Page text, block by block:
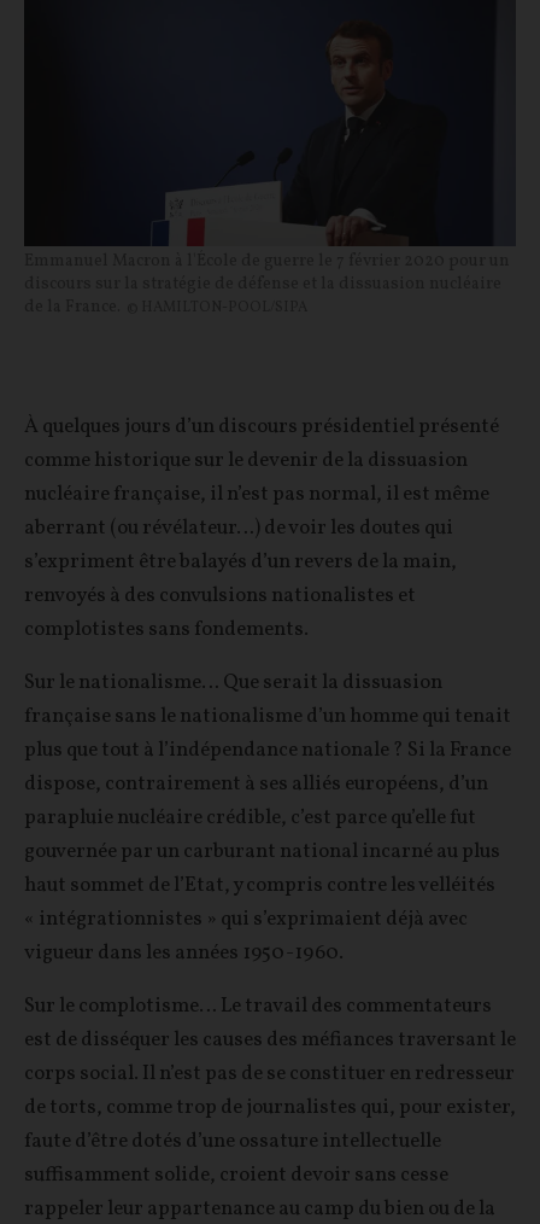
À quelques jours d’un discours présidentiel présenté
comme historique sur le devenir de la dissuasion
nucléaire française, il n’est pas normal, il est même
aberrant (ou révélateur…) de voir les doutes qui
s’expriment être balayés d’un revers de la main,
renvoyés à des convulsions nationalistes et
complotistes sans fondements.
Sur le nationalisme… Que serait la dissuasion
française sans le nationalisme d’un homme qui tenait
plus que tout à l’indépendance nationale ? Si la France
dispose, contrairement à ses alliés européens, d’un
parapluie nucléaire crédible, c’est parce qu’elle fut
gouvernée par un carburant national incarné au plus
haut sommet de l’Etat, y compris contre les velléités
« intégrationnistes » qui s’exprimaient déjà avec
vigueur dans les années 1950-1960.
Sur le complotisme… Le travail des commentateurs
est de disséquer les causes des méfiances traversant le
corps social. Il n’est pas de se constituer en redresseur
de torts, comme trop de journalistes qui, pour exister,
faute d’être dotés d’une ossature intellectuelle
suffisamment solide, croient devoir sans cesse
rappeler leur appartenance au camp du bien ou de la